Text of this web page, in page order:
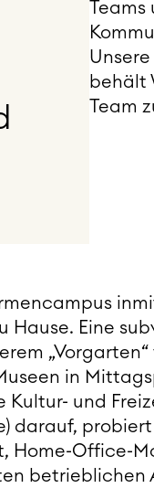
behält
Team
Hause. Eine
in
Kultur- und
darauf,
Home-Office-
betrieblichen